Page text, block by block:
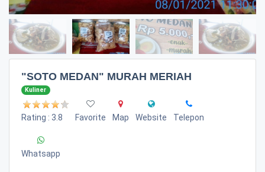
"SOTO MEDAN" MURAH MERIAH
Kuliner
Rating : 3.8 Favorite Map Website Telepon
Whatsapp